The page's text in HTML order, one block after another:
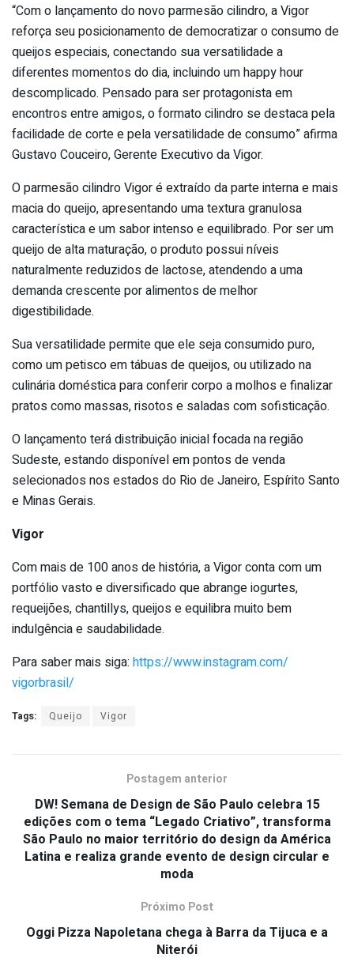
“Com o lançamento do novo parmesão cilindro, a Vigor
reforça seu posicionamento de democratizar o consumo de
queijos especiais, conectando sua versatilidade a
diferentes momentos do dia, incluindo um happy hour
descomplicado. Pensado para ser protagonista em
encontros entre amigos, o formato cilindro se destaca pela
facilidade de corte e pela versatilidade de consumo” afirma
Gustavo Couceiro, Gerente Executivo da Vigor.
O parmesão cilindro Vigor é extraído da parte interna e mais
macia do queijo, apresentando uma textura granulosa
característica e um sabor intenso e equilibrado. Por ser um
queijo de alta maturação, o produto possui níveis
naturalmente reduzidos de lactose, atendendo a uma
demanda crescente por alimentos de melhor
digestibilidade.
Sua versatilidade permite que ele seja consumido puro,
como um petisco em tábuas de queijos, ou utilizado na
culinária doméstica para conferir corpo a molhos e finalizar
pratos como massas, risotos e saladas com sofisticação.
O lançamento terá distribuição inicial focada na região
Sudeste, estando disponível em pontos de venda
selecionados nos estados do Rio de Janeiro, Espírito Santo
e Minas Gerais.
Vigor
Com mais de 100 anos de história, a Vigor conta com um
portfólio vasto e diversificado que abrange iogurtes,
requeijões, chantillys, queijos e equilibra muito bem
indulgência e saudabilidade.
Para saber mais siga: https://www.instagram.com/
vigorbrasil/
Tags: Queijo Vigor
Postagem anterior
DW! Semana de Design de São Paulo celebra 15
edições com o tema “Legado Criativo”, transforma
São Paulo no maior território do design da América
Latina e realiza grande evento de design circular e
moda
Próximo Post
Oggi Pizza Napoletana chega à Barra da Tijuca e a
Niterói